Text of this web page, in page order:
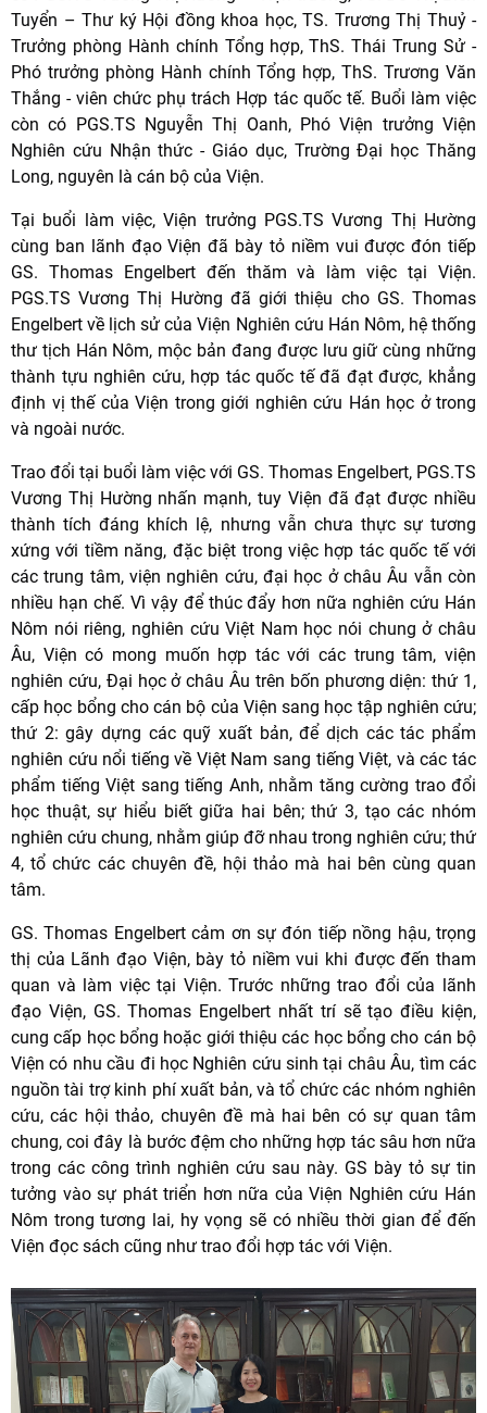
Tuyển – Thư ký Hội đồng khoa học, TS. Trương Thị Thuỷ -
Trưởng phòng Hành chính Tổng hợp, ThS. Thái Trung Sử -
Phó trưởng phòng Hành chính Tổng hợp, ThS. Trương Văn
Thắng - viên chức phụ trách Hợp tác quốc tế. Buổi làm việc
còn có PGS.TS Nguyễn Thị Oanh, Phó Viện trưởng Viện
Nghiên cứu Nhận thức - Giáo dục, Trường Đại học Thăng
Long, nguyên là cán bộ của Viện.
Tại buổi làm việc, Viện trưởng PGS.TS Vương Thị Hường
cùng ban lãnh đạo Viện đã bày tỏ niềm vui được đón tiếp
GS. Thomas Engelbert đến thăm và làm việc tại Viện.
PGS.TS Vương Thị Hường đã giới thiệu cho GS. Thomas
Engelbert về lịch sử của Viện Nghiên cứu Hán Nôm, hệ thống
thư tịch Hán Nôm, mộc bản đang được lưu giữ cùng những
thành tựu nghiên cứu, hợp tác quốc tế đã đạt được, khẳng
định vị thế của Viện trong giới nghiên cứu Hán học ở trong
và ngoài nước.
Trao đổi tại buổi làm việc với GS. Thomas Engelbert, PGS.TS
Vương Thị Hường nhấn mạnh, tuy Viện đã đạt được nhiều
thành tích đáng khích lệ, nhưng vẫn chưa thực sự tương
xứng với tiềm năng, đặc biệt trong việc hợp tác quốc tế với
các trung tâm, viện nghiên cứu, đại học ở châu Âu vẫn còn
nhiều hạn chế. Vì vậy để thúc đẩy hơn nữa nghiên cứu Hán
Nôm nói riêng, nghiên cứu Việt Nam học nói chung ở châu
Âu, Viện có mong muốn hợp tác với các trung tâm, viện
nghiên cứu, Đại học ở châu Âu trên bốn phương diện: thứ 1,
cấp học bổng cho cán bộ của Viện sang học tập nghiên cứu;
thứ 2: gây dựng các quỹ xuất bản, để dịch các tác phẩm
nghiên cứu nổi tiếng về Việt Nam sang tiếng Việt, và các tác
phẩm tiếng Việt sang tiếng Anh, nhằm tăng cường trao đổi
học thuật, sự hiểu biết giữa hai bên; thứ 3, tạo các nhóm
nghiên cứu chung, nhằm giúp đỡ nhau trong nghiên cứu; thứ
4, tổ chức các chuyên đề, hội thảo mà hai bên cùng quan
tâm.
GS. Thomas Engelbert cảm ơn sự đón tiếp nồng hậu, trọng
thị của Lãnh đạo Viện, bày tỏ niềm vui khi được đến tham
quan và làm việc tại Viện. Trước những trao đổi của lãnh
đạo Viện, GS. Thomas Engelbert nhất trí sẽ tạo điều kiện,
cung cấp học bổng hoặc giới thiệu các học bổng cho cán bộ
Viện có nhu cầu đi học Nghiên cứu sinh tại châu Âu, tìm các
nguồn tài trợ kinh phí xuất bản, và tổ chức các nhóm nghiên
cứu, các hội thảo, chuyên đề mà hai bên có sự quan tâm
chung, coi đây là bước đệm cho những hợp tác sâu hơn nữa
trong các công trình nghiên cứu sau này. GS bày tỏ sự tin
tưởng vào sự phát triển hơn nữa của Viện Nghiên cứu Hán
Nôm trong tương lai, hy vọng sẽ có nhiều thời gian để đến
Viện đọc sách cũng như trao đổi hợp tác với Viện.